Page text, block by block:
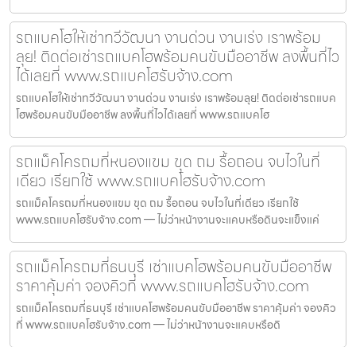
รถแบคโฮให้เช่าทวีวัฒนา งานด่วน งานเร่ง เราพร้อม
ลุย! ติดต่อเช่ารถแบคโฮพร้อมคนขับมืออาชีพ ลงพื้นที่ไว
ได้เลยที่ www.รถแบคโฮรับจ้าง.com
รถแบคโฮให้เช่าทวีวัฒนา งานด่วน งานเร่ง เราพร้อมลุย! ติดต่อเช่ารถแบค
โฮพร้อมคนขับมืออาชีพ ลงพื้นที่ไวได้เลยที่ www.รถแบคโฮ
รถแม็คโครถมที่หนองแขม ขุด ถม รื้อถอน จบไวในที่
เดียว เรียกใช้ www.รถแบคโฮรับจ้าง.com
รถแม็คโครถมที่หนองแขม ขุด ถม รื้อถอน จบไวในที่เดียว เรียกใช้
www.รถแบคโฮรับจ้าง.com — ไม่ว่าหน้างานจะแคบหรือดินจะแข็งแค่
รถแม็คโครถมที่ธนบุรี เช่าแบคโฮพร้อมคนขับมืออาชีพ
ราคาคุ้มค่า จองคิวที่ www.รถแบคโฮรับจ้าง.com
รถแม็คโครถมที่ธนบุรี เช่าแบคโฮพร้อมคนขับมืออาชีพ ราคาคุ้มค่า จองคิว
ที่ www.รถแบคโฮรับจ้าง.com — ไม่ว่าหน้างานจะแคบหรือดิ